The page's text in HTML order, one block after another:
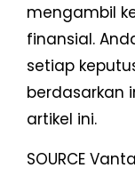
mengambil
finansial.
setiap
berdasarkan
artikel ini.
SOURCE